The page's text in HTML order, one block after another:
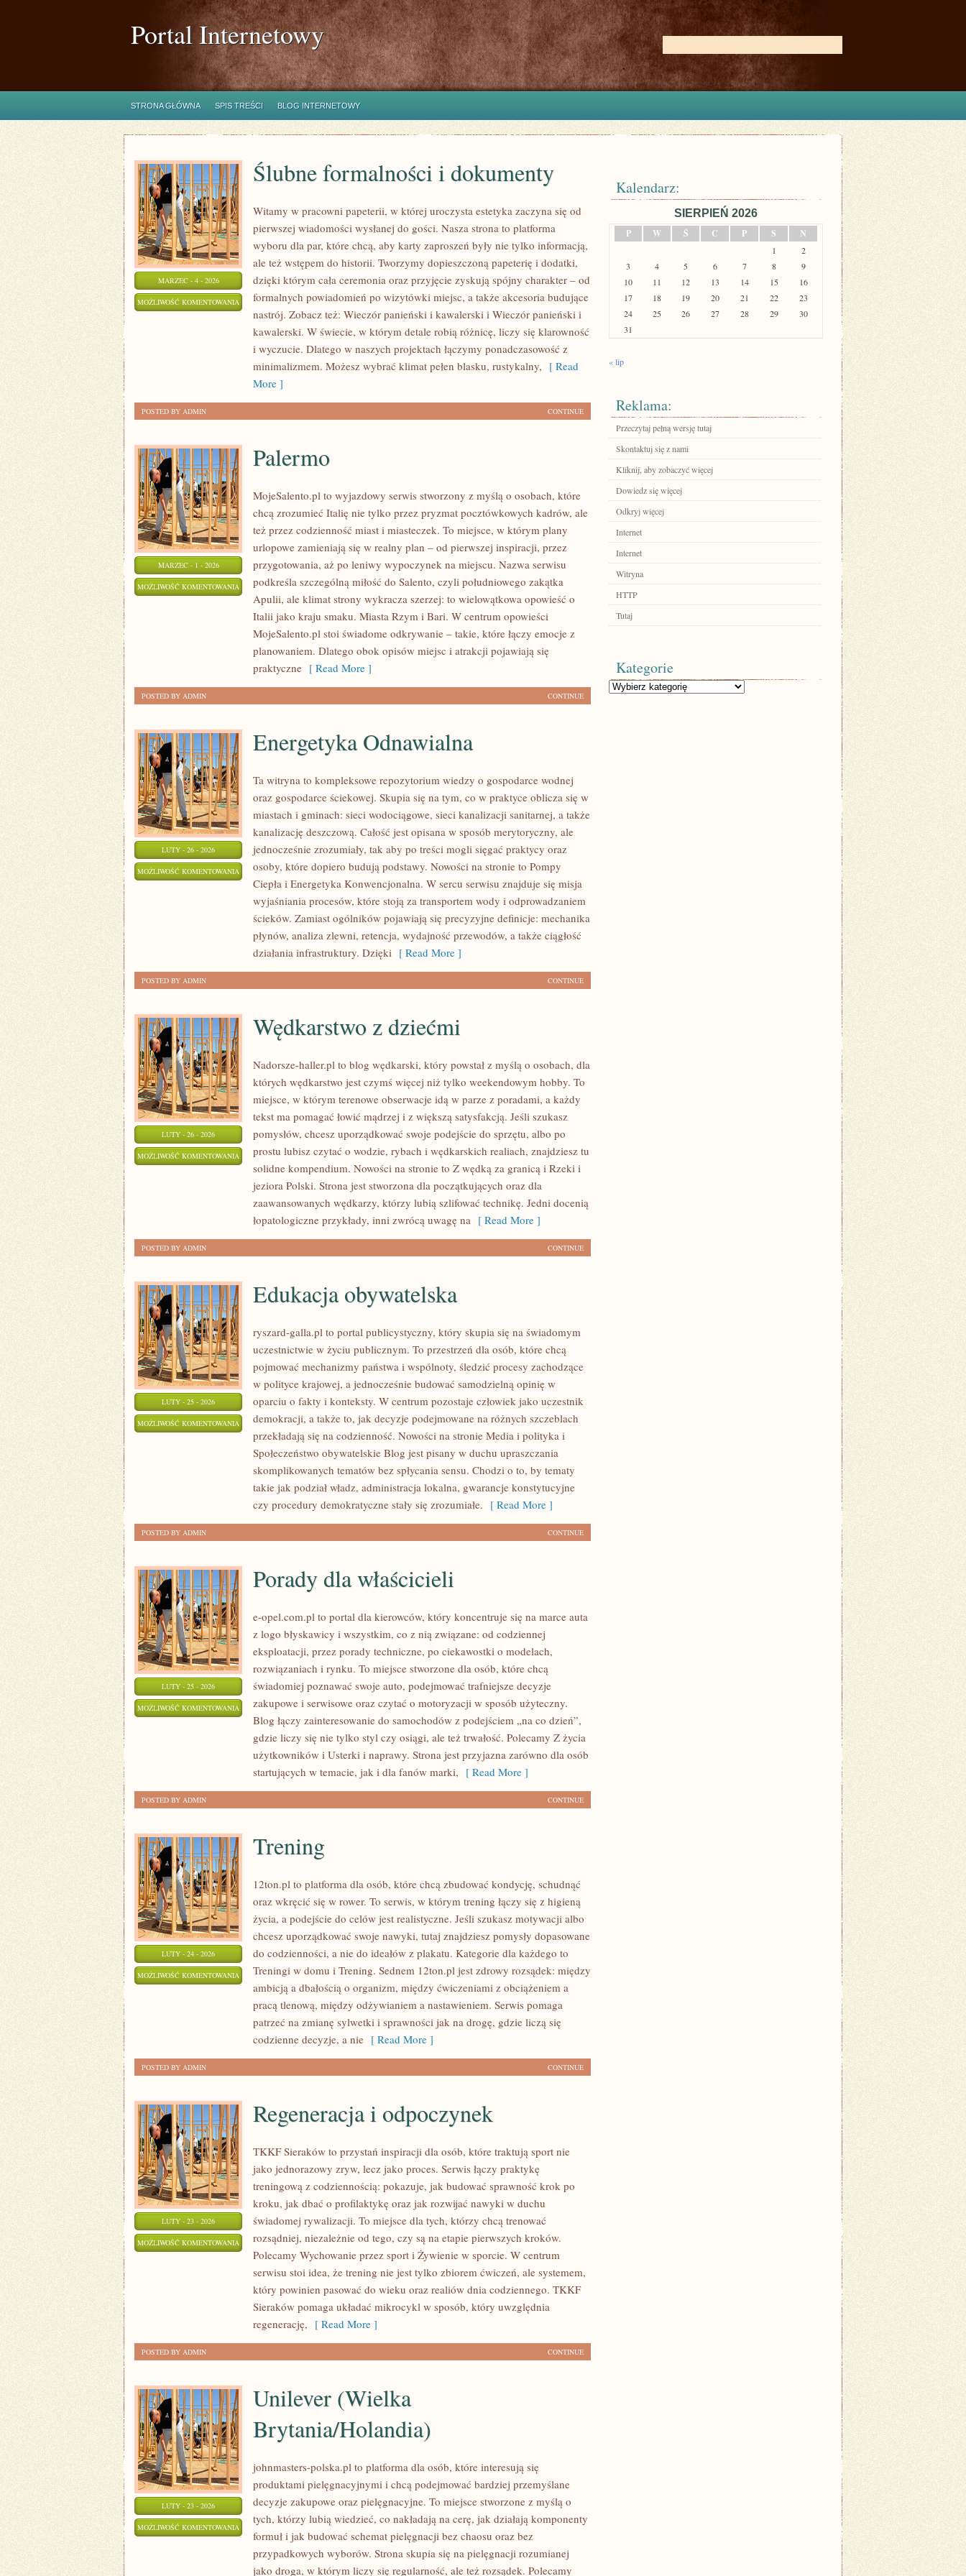
Portal Internetowy
STRONA GŁÓWNA SPIS TREŚCI BLOG INTERNETOWY
MARZEC - 4 - 2026
MOŻLIWOŚĆ KOMENTOWANIA ŚLUBNE
FORMALNOŚCI
DOKUMENTY
Ślubne formalności i dokumenty
Witamy w pracowni papeterii, w której uroczysta estetyka zaczyna się od
pierwszej wiadomości wysłanej do gości. Nasza strona to platforma
wyboru dla par, które chcą, aby karty zaproszeń były nie tylko informacją,
ale też wstępem do historii. Tworzymy dopieszczoną papeterię i dodatki,
dzięki którym cała ceremonia oraz przyjęcie zyskują spójny charakter – od
formalnych powiadomień po wizytówki miejsc, a także akcesoria budujące
nastrój. Zobacz też: Wieczór panieński i kawalerski i Wieczór panieński i
kawalerski. W świecie, w którym detale robią różnicę, liczy się klarowność
i wyczucie. Dlatego w naszych projektach łączymy ponadczasowość z
minimalizmem. Możesz wybrać klimat pełen blasku, rustykalny, [ Read
More ]
CONTINUE
POSTED BY ADMIN
MARZEC - 1 - 2026
MOŻLIWOŚĆ KOMENTOWANIA PALERMO
Palermo
MojeSalento.pl to wyjazdowy serwis stworzony z myślą o osobach, które
chcą zrozumieć Italię nie tylko przez pryzmat pocztówkowych kadrów, ale
też przez codzienność miast i miasteczek. To miejsce, w którym plany
urlopowe zamieniają się w realny plan – od pierwszej inspiracji, przez
przygotowania, aż po leniwy wypoczynek na miejscu. Nazwa serwisu
podkreśla szczególną miłość do Salento, czyli południowego zakątka
Apulii, ale klimat strony wykracza szerzej: to wielowątkowa opowieść o
Italii jako kraju smaku. Miasta Rzym i Bari. W centrum opowieści
MojeSalento.pl stoi świadome odkrywanie – takie, które łączy emocje z
planowaniem. Dlatego obok opisów miejsc i atrakcji pojawiają się
praktyczne [ Read More ]
CONTINUE
POSTED BY ADMIN
LUTY - 26 - 2026
MOŻLIWOŚĆ KOMENTOWANIA ENERGETYKA
ODNAWIALNA
Energetyka Odnawialna
Ta witryna to kompleksowe repozytorium wiedzy o gospodarce wodnej
oraz gospodarce ściekowej. Skupia się na tym, co w praktyce oblicza się w
miastach i gminach: sieci wodociągowe, sieci kanalizacji sanitarnej, a także
kanalizację deszczową. Całość jest opisana w sposób merytoryczny, ale
jednocześnie zrozumiały, tak aby po treści mogli sięgać praktycy oraz
osoby, które dopiero budują podstawy. Nowości na stronie to Pompy
Ciepła i Energetyka Konwencjonalna. W sercu serwisu znajduje się misja
wyjaśniania procesów, które stoją za transportem wody i odprowadzaniem
ścieków. Zamiast ogólników pojawiają się precyzyjne definicje: mechanika
płynów, analiza zlewni, retencja, wydajność przewodów, a także ciągłość
działania infrastruktury. Dzięki [ Read More ]
CONTINUE
POSTED BY ADMIN
LUTY - 26 - 2026
MOŻLIWOŚĆ KOMENTOWANIA WĘDKARSTWO
DZIEĆMI
Wędkarstwo z dziećmi
Nadorsze-haller.pl to blog wędkarski, który powstał z myślą o osobach, dla
których wędkarstwo jest czymś więcej niż tylko weekendowym hobby. To
miejsce, w którym terenowe obserwacje idą w parze z poradami, a każdy
tekst ma pomagać łowić mądrzej i z większą satysfakcją. Jeśli szukasz
pomysłów, chcesz uporządkować swoje podejście do sprzętu, albo po
prostu lubisz czytać o wodzie, rybach i wędkarskich realiach, znajdziesz tu
solidne kompendium. Nowości na stronie to Z wędką za granicą i Rzeki i
jeziora Polski. Strona jest stworzona dla początkujących oraz dla
zaawansowanych wędkarzy, którzy lubią szlifować technikę. Jedni docenią
łopatologiczne przykłady, inni zwrócą uwagę na [ Read More ]
CONTINUE
POSTED BY ADMIN
LUTY - 25 - 2026
MOŻLIWOŚĆ KOMENTOWANIA EDUKACJA
OBYWATELSKA
Edukacja obywatelska
ryszard-galla.pl to portal publicystyczny, który skupia się na świadomym
uczestnictwie w życiu publicznym. To przestrzeń dla osób, które chcą
pojmować mechanizmy państwa i wspólnoty, śledzić procesy zachodzące
w polityce krajowej, a jednocześnie budować samodzielną opinię w
oparciu o fakty i konteksty. W centrum pozostaje człowiek jako uczestnik
demokracji, a także to, jak decyzje podejmowane na różnych szczeblach
przekładają się na codzienność. Nowości na stronie Media i polityka i
Społeczeństwo obywatelskie Blog jest pisany w duchu upraszczania
skomplikowanych tematów bez spłycania sensu. Chodzi o to, by tematy
takie jak podział władz, administracja lokalna, gwarancje konstytucyjne
czy procedury demokratyczne stały się zrozumiałe. [ Read More ]
CONTINUE
POSTED BY ADMIN
LUTY - 25 - 2026
MOŻLIWOŚĆ KOMENTOWANIA PORADY
WŁAŚCICIELI
Porady dla właścicieli
e-opel.com.pl to portal dla kierowców, który koncentruje się na marce auta
z logo błyskawicy i wszystkim, co z nią związane: od codziennej
eksploatacji, przez porady techniczne, po ciekawostki o modelach,
rozwiązaniach i rynku. To miejsce stworzone dla osób, które chcą
świadomiej poznawać swoje auto, podejmować trafniejsze decyzje
zakupowe i serwisowe oraz czytać o motoryzacji w sposób użyteczny.
Blog łączy zainteresowanie do samochodów z podejściem „na co dzień”,
gdzie liczy się nie tylko styl czy osiągi, ale też trwałość. Polecamy Z życia
użytkowników i Usterki i naprawy. Strona jest przyjazna zarówno dla osób
startujących w temacie, jak i dla fanów marki, [ Read More ]
CONTINUE
POSTED BY ADMIN
LUTY - 24 - 2026
MOŻLIWOŚĆ KOMENTOWANIA TRENING
Trening
12ton.pl to platforma dla osób, które chcą zbudować kondycję, schudnąć
oraz wkręcić się w rower. To serwis, w którym trening łączy się z higieną
życia, a podejście do celów jest realistyczne. Jeśli szukasz motywacji albo
chcesz uporządkować swoje nawyki, tutaj znajdziesz pomysły dopasowane
do codzienności, a nie do ideałów z plakatu. Kategorie dla każdego to
Treningi w domu i Trening. Sednem 12ton.pl jest zdrowy rozsądek: między
ambicją a dbałością o organizm, między ćwiczeniami z obciążeniem a
pracą tlenową, między odżywianiem a nastawieniem. Serwis pomaga
patrzeć na zmianę sylwetki i sprawności jak na drogę, gdzie liczą się
codzienne decyzje, a nie [ Read More ]
CONTINUE
POSTED BY ADMIN
LUTY - 23 - 2026
MOŻLIWOŚĆ KOMENTOWANIA REGENERACJA
ODPOCZYNEK
Regeneracja i odpoczynek
TKKF Sieraków to przystań inspiracji dla osób, które traktują sport nie
jako jednorazowy zryw, lecz jako proces. Serwis łączy praktykę
treningową z codziennością: pokazuje, jak budować sprawność krok po
kroku, jak dbać o profilaktykę oraz jak rozwijać nawyki w duchu
świadomej rywalizacji. To miejsce dla tych, którzy chcą trenować
rozsądniej, niezależnie od tego, czy są na etapie pierwszych kroków.
Polecamy Wychowanie przez sport i Żywienie w sporcie. W centrum
serwisu stoi idea, że trening nie jest tylko zbiorem ćwiczeń, ale systemem,
który powinien pasować do wieku oraz realiów dnia codziennego. TKKF
Sieraków pomaga układać mikrocykl w sposób, który uwzględnia
regenerację, [ Read More ]
CONTINUE
POSTED BY ADMIN
LUTY - 23 - 2026
MOŻLIWOŚĆ KOMENTOWANIA UNILEVER
BRYTANIA/HOLANDIA)
Unilever (Wielka
Brytania/Holandia)
johnmasters-polska.pl to platforma dla osób, które interesują się
produktami pielęgnacyjnymi i chcą podejmować bardziej przemyślane
decyzje zakupowe oraz pielęgnacyjne. To miejsce stworzone z myślą o
tych, którzy lubią wiedzieć, co nakładają na cerę, jak działają komponenty
formuł i jak budować schemat pielęgnacji bez chaosu oraz bez
przypadkowych wyborów. Strona skupia się na pielęgnacji rozumianej
jako droga, w którym liczy się regularność, ale też rozsądek. Polecamy
Kalendarz:
SIERPIEŃ 2026
P
W Ś C P S N
1
2
3
4 5 6 7 8
9
10
11 12 13 14 15
16
17
18 19 20 21 22
23
24
25 26 27 28 29
30
31
« lip
Reklama:
Przeczytaj pełną wersję tutaj
Skontaktuj się z nami
Kliknij, aby zobaczyć więcej
Dowiedz się więcej
Odkryj więcej
Internet
Internet
Witryna
HTTP
Tutaj
Kategorie
Kategorie